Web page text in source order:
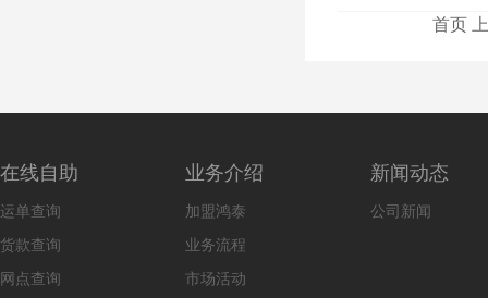
首页
在线自助
运单查询
货款查询
网点查询
业务介绍
加盟鸿泰
业务流程
市场活动
新闻动态
公司新闻